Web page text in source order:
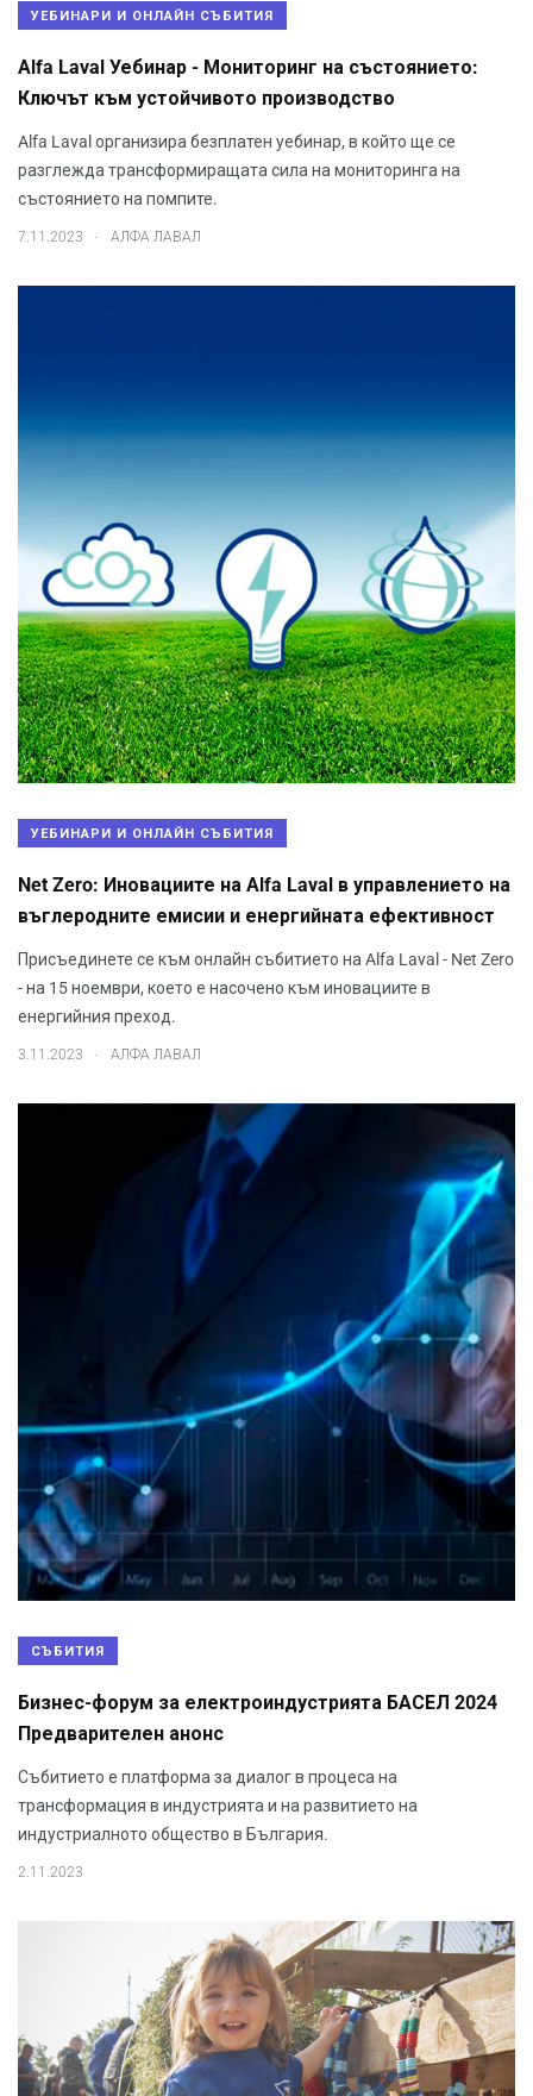
УЕБИНАРИ И ОНЛАЙН СЪБИТИЯ
Alfa Laval Уебинар - Мониторинг на състоянието:
Ключът към устойчивото производство
Alfa Laval организира безплатен уебинар, в който ще се
разглежда трансформиращата сила на мониторинга на
състоянието на помпите.
7.11.2023 . АЛФА ЛАВАЛ
УЕБИНАРИ И ОНЛАЙН СЪБИТИЯ
Net Zero: Иновациите на Alfa Laval в управлението на
въглеродните емисии и енергийната ефективност
Присъединете се към онлайн събитието на Alfa Laval - Net Zero
- на 15 ноември, което е насочено към иновациите в
енергийния преход.
3.11.2023 . АЛФА ЛАВАЛ
СЪБИТИЯ
Бизнес-форум за електроиндустрията БАСЕЛ 2024
Предварителен анонс
Събитието е платформа за диалог в процеса на
трансформация в индустрията и на развитието на
индустриалното общество в България.
2.11.2023